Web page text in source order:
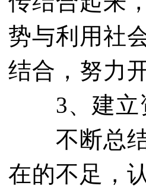
势与利用社
结合，努力
3、建立
不断总结
在的不足，